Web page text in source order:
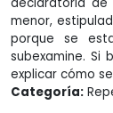
menor,
porque se
subexamine. Si
explicar cómo
Categoría: